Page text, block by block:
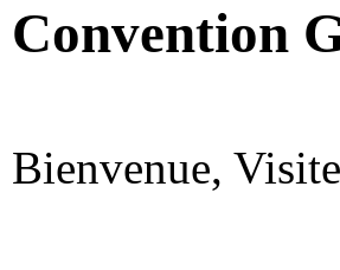
Convention
Bienvenue,